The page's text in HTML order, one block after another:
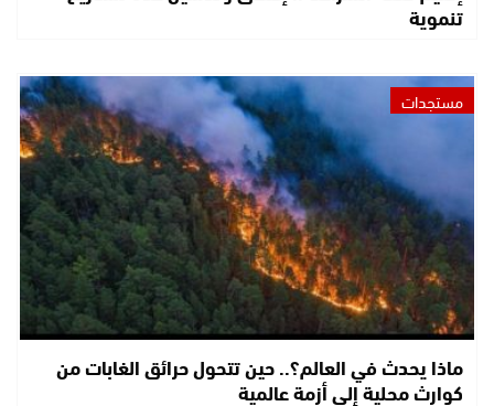
تنموية
مستجدات
ماذا يحدث في العالم؟.. حين تتحول حرائق الغابات من
كوارث محلية إلى أزمة عالمية